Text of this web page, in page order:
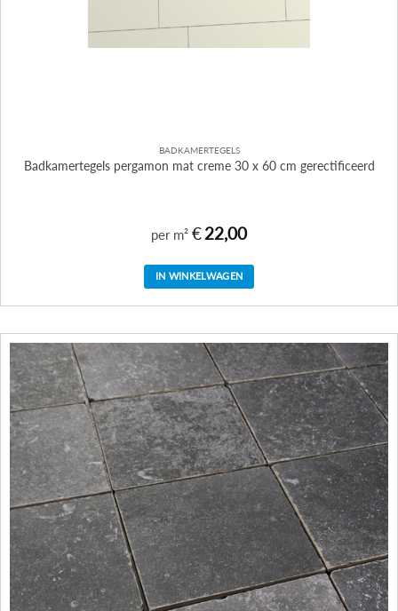
BADKAMERTEGELS
Badkamertegels pergamon mat creme 30 x 60 cm gerectificeerd
per m² €22,00
IN WINKELWAGEN